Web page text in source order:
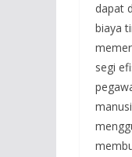
dapat
biaya
segi